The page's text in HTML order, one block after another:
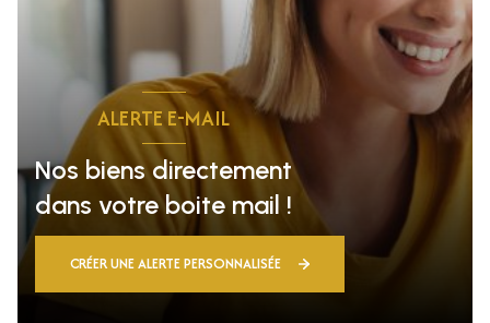
ALERTE E-MAIL
Nos biens directement
dans votre boite mail !
CRÉER UNE ALERTE PERSONNALISÉE